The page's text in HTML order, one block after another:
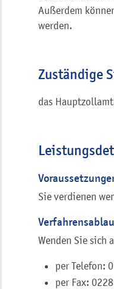
Außerdem
werden.
Zuständige
das Hauptzollamt
Sie verdienen
Wenden Sie sich
per Telefon:
per Fax: